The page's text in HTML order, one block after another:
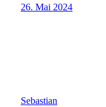
26. Mai 2024
Sebastian